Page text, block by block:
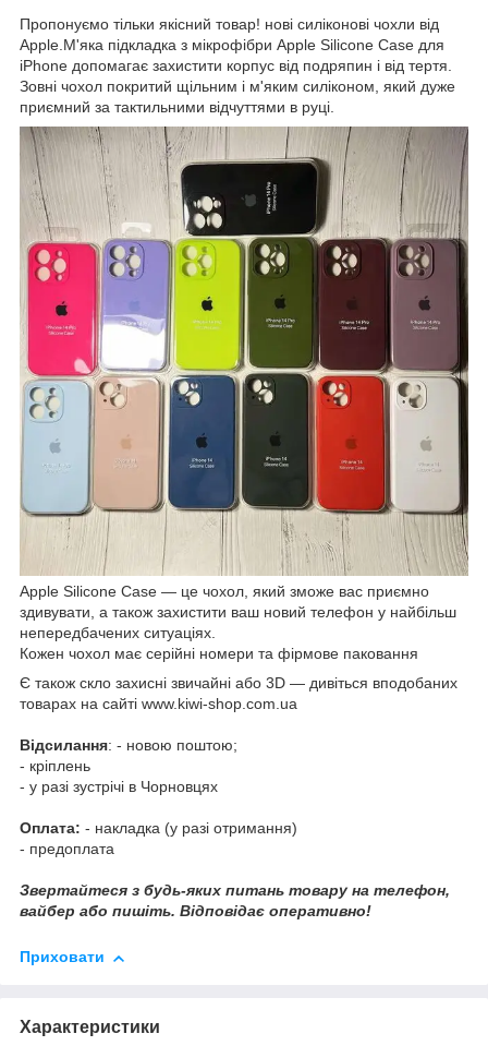
Пропонуємо тільки якісний товар! нові силіконові чохли від
Apple.М'яка підкладка з мікрофібри Apple Silicone Case для
iPhone допомагає захистити корпус від подряпин і від тертя.
Зовні чохол покритий щільним і м'яким силіконом, який дуже
приємний за тактильними відчуттями в руці.
Apple Silicone Case — це чохол, який зможе вас приємно
здивувати, а також захистити ваш новий телефон у найбільш
непередбачених ситуаціях.
Кожен чохол має серійні номери та фірмове паковання
Є також скло захисні звичайні або 3D — дивіться вподобаних
товарах на сайті www.kiwi-shop.com.ua
Відсилання: - новою поштою;
- кріплень
- у разі зустрічі в Чорновцях
Оплата: - накладка (у разі отримання)
- предоплата
Звертайтеся з будь-яких питань товару на телефон,
вайбер або пишіть. Відповідає оперативно!
Приховати
Характеристики